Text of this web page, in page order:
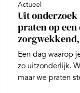
Actueel
Uit
praten op een
Een dag waarop
zo uitzonderlijk.
maar we praten